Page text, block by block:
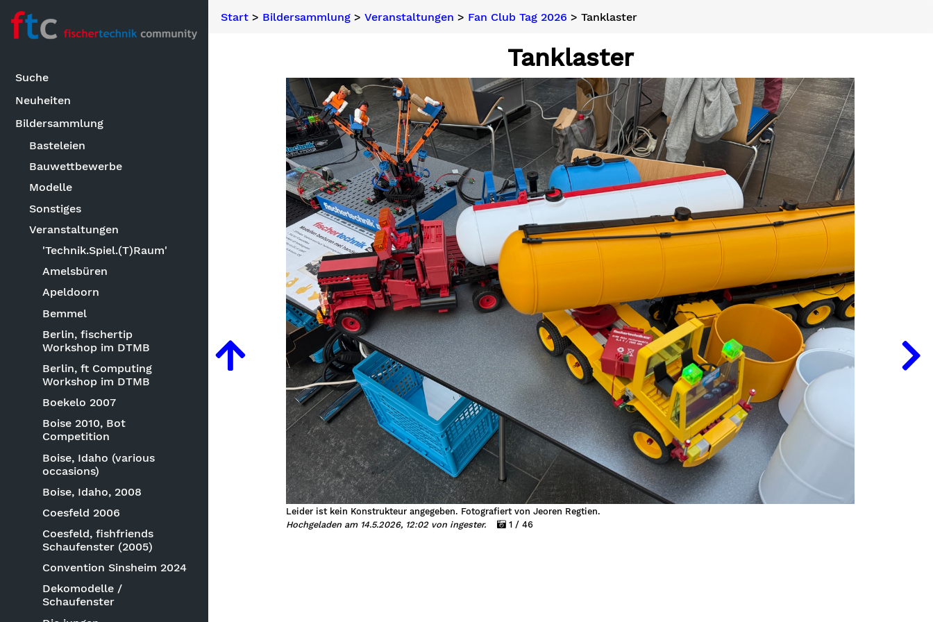
Suche
Neuheiten
Bildersammlung
Basteleien
Bauwettbewerbe
Modelle
Sonstiges
Veranstaltungen
'Technik.Spiel.(T)Raum'
Amelsbüren
Apeldoorn
Bemmel
Berlin, fischertip
Workshop im DTMB
Berlin, ft Computing
Workshop im DTMB
Boekelo 2007
Boise 2010, Bot
Competition
Boise, Idaho (various
occasions)
Boise, Idaho, 2008
Coesfeld 2006
Coesfeld, fishfriends
Schaufenster (2005)
Convention Sinsheim 2024
Dekomodelle /
Schaufenster
Start> Bildersammlung> Veranstaltungen > Fan Club Tag 2026 > Tanklaster
Tanklaster
Leider ist kein Konstrukteur angegeben. Fotografiert von Jeoren Regtien.
Hochgeladen am 14.5.2026, 12:02 von ingester.
1 / 46